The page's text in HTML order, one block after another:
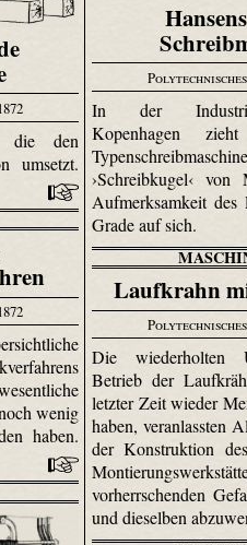
die den
umsetzt.
In der
Kopenhagen
›Schreibkugel‹
Aufmerksamkeit
Grade auf sich.
wenig
haben.
Laufkrahn
Die wiederholten
Betrieb der
letzter Zeit wieder
haben, veranlassten
der Konstruktion
vorherrschenden
und dieselben